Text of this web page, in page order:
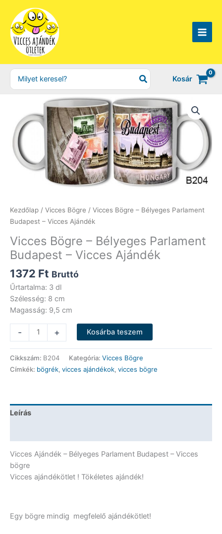
content
Search
for:
Kosár
Kezdőlap / Vicces Bögre / Vicces Bögre – Bélyeges Parlament
Budapest – Vicces Ajándék
Vicces Bögre – Bélyeges Parlament
Budapest – Vicces Ajándék
1372 Ft Bruttó
Űrtartalma: 3 dl
Szélesség: 8 cm
Magasság: 9,5 cm
-
Bögre
-
Bélyeges
Parlament
Vicces
+ Kosárba teszem
Cikkszám: B204 Kategória: Vicces Bögre
Címkék: bögrék, vicces ajándékok, vicces bögre
Leírás
Vicces Ajándék – Bélyeges Parlament Budapest – Vicces
bögre
Vicces ajándékötlet ! Tökéletes ajándék!
Egy bögre mindig megfelelő ajándékötlet!